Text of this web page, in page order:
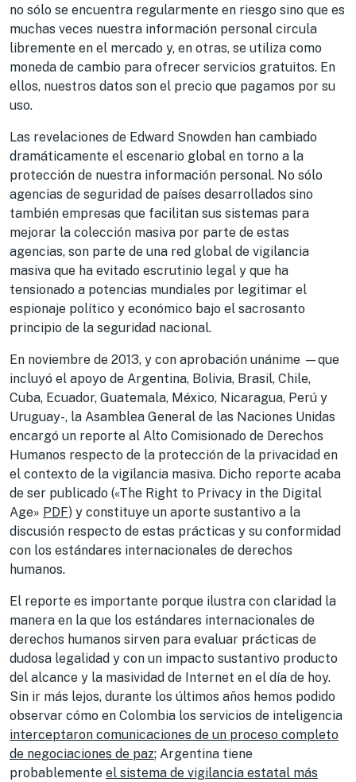
no sólo se encuentra regularmente en riesgo sino que es
muchas veces nuestra información personal circula
libremente en el mercado y, en otras, se utiliza como
moneda de cambio para ofrecer servicios gratuitos. En
ellos, nuestros datos son el precio que pagamos por su
uso.
Las revelaciones de Edward Snowden han cambiado
dramáticamente el escenario global en torno a la
protección de nuestra información personal. No sólo
agencias de seguridad de países desarrollados sino
también empresas que facilitan sus sistemas para
mejorar la colección masiva por parte de estas
agencias, son parte de una red global de vigilancia
masiva que ha evitado escrutinio legal y que ha
tensionado a potencias mundiales por legitimar el
espionaje político y económico bajo el sacrosanto
principio de la seguridad nacional.
En noviembre de 2013, y con aprobación unánime —que
incluyó el apoyo de Argentina, Bolivia, Brasil, Chile,
Cuba, Ecuador, Guatemala, México, Nicaragua, Perú y
Uruguay-, la Asamblea General de las Naciones Unidas
encargó un reporte al Alto Comisionado de Derechos
Humanos respecto de la protección de la privacidad en
el contexto de la vigilancia masiva. Dicho reporte acaba
de ser publicado («The Right to Privacy in the Digital
Age» PDF) y constituye un aporte sustantivo a la
discusión respecto de estas prácticas y su conformidad
con los estándares internacionales de derechos
humanos.
El reporte es importante porque ilustra con claridad la
manera en la que los estándares internacionales de
derechos humanos sirven para evaluar prácticas de
dudosa legalidad y con un impacto sustantivo producto
del alcance y la masividad de Internet en el día de hoy.
Sin ir más lejos, durante los últimos años hemos podido
observar cómo en Colombia los servicios de inteligencia
interceptaron comunicaciones de un proceso completo
de negociaciones de paz; Argentina tiene
probablemente el sistema de vigilancia estatal más